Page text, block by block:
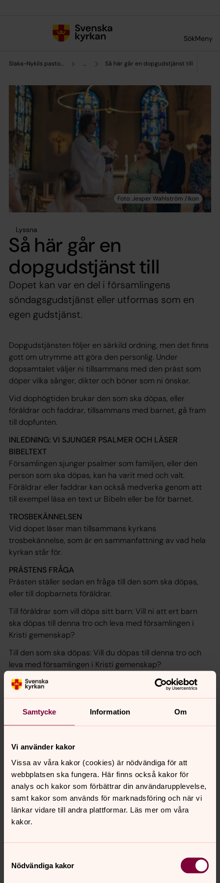
Samtycke Information Om
Vi använder kakor
Vissa av våra kakor (cookies) är nödvändiga för att
webbplatsen ska fungera. Här finns också kakor för
analys och kakor som förbättrar din användarupplevelse,
samt kakor som används för marknadsföring och när vi
länkar vidare till andra plattformar. Läs mer om våra
kakor.
Nödvändiga kakor
SökMeny
Slaka-Nykils pastorat ... Så här går en dopgudstjänst till
Lyssna
Så här går en
dopgudstjänst till
Dopet kan var en del i församlingens
söndagsgudstjänst eller utformas som en
egen gudstjänst.
Dopgudstjänsten följer en särkild ordning, men det finns
gott om utrymme att göra den personlig. Under
dopsamtalet väljer ni tillsammans med den präst som
döper vilka sånger, dikter och böner som ni önskar.
Vid dophögtiden brukar den som ska döpas, eller
föräldrar och faddrar, tillsammans med barnet, gå fram
till dopfunten.
INLEDNING: VI SJUNGER PSALMER OCH LÄSER
BIBELTEXT
Församlingen sjunger psalmer som familjen, eller den
person som ska döpas, kan ha varit med och valt.
Föräldrar eller faddrar kan också medverka genom att
till exempel läsa en text ur Bibeln eller be för barnet.
TROSBEKÄNNELSEN
Vid dopet läser man tillsammans kyrkans
trosbekännelse, som är en sammanfattning av vad hela
kyrkan står för.
PRÄSTENS FRÅGA
Prästen ställer sedan en fråga till den som ska döpas,
eller till dopbarnets föräldrar.
Till föräldrar som vill döpa sitt barn: Vill ni att ert barn
ska döpas till denna tro och leva med församlingen i
Kristi gemenskap?
Till den som ska döpas: Vill du döpas till denna tro och
leva med församlingen i Kristi gemenskap?
Den som ska döpas, eller föräldrarna, svarar ja.
VATTNET I DOPFUNTEN
Prästen eller någon annan – kanske ett syskon – häller
vatten i dopfunten.
huvud. Vi döps nämligen i den treenige Gudens namn:
Fader, Son och Helig Ande.
AVSLUTNING: BÖN OCH VÄLSIGNELSE
Efter en bön om att den Heliga Anden alltid ska vara
med och inspirera och leda den döpta människan sänds
alla ut i vardagen igen. Det sker efter att prästen har läst
om att alltid vara med oss.